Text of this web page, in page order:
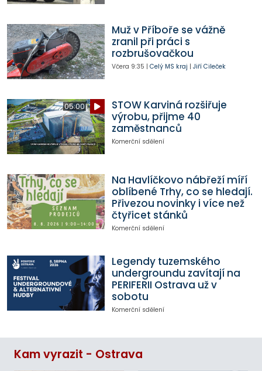
Muž v Příboře se vážně
zranil při práci s
rozbrušovačkou
Včera 9:35 | Celý MS kraj | Jiří Cileček
05:00
STOW Karviná rozšiřuje
výrobu, přijme 40
zaměstnanců
Komerční sdělení
Na Havlíčkovo nábřeží míří
oblíbené Trhy, co se hledají.
Přivezou novinky i více než
čtyřicet stánků
Komerční sdělení
Legendy tuzemského
undergroundu zavítají na
PERIFERII Ostrava už v
sobotu
Komerční sdělení
Kam vyrazit - Ostrava